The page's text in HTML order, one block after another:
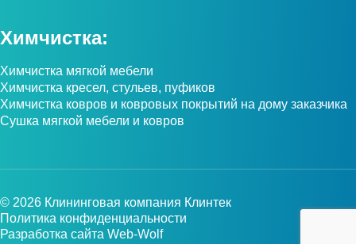
Химчистка:
Химчистка мягкой мебели
Химчистка кресел, стульев, пуфиков
Химчистка ковров и ковровых покрытий на дому заказчика
Сушка мягкой мебели и ковров
© 2026 Клининговая компания Клинтек
Политика конфиденциальности
Разработка сайта Web-Wolf